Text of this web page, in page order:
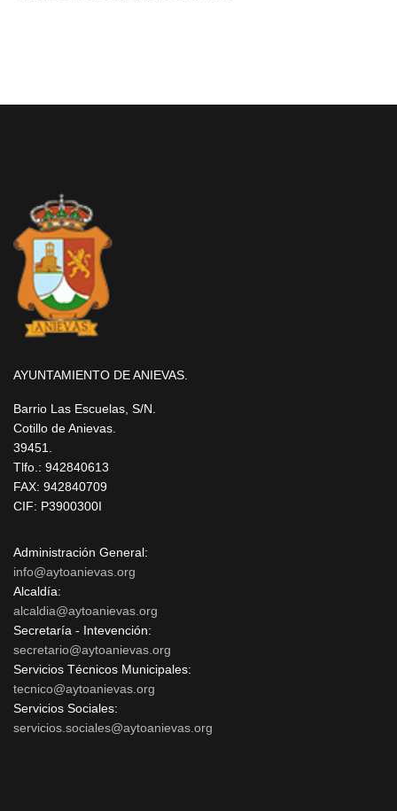
AYUNTAMIENTO DE ANIEVAS.
Barrio Las Escuelas, S/N.
Cotillo de Anievas.
39451.
Tlfo.: 942840613
FAX: 942840709
CIF: P3900300I
Administración General:
info@aytoanievas.org
Alcaldía:
alcaldia@aytoanievas.org
Secretaría - Intevención:
secretario@aytoanievas.org
Servicios Técnicos Municipales:
tecnico@aytoanievas.org
Servicios Sociales:
servicios.sociales@aytoanievas.org